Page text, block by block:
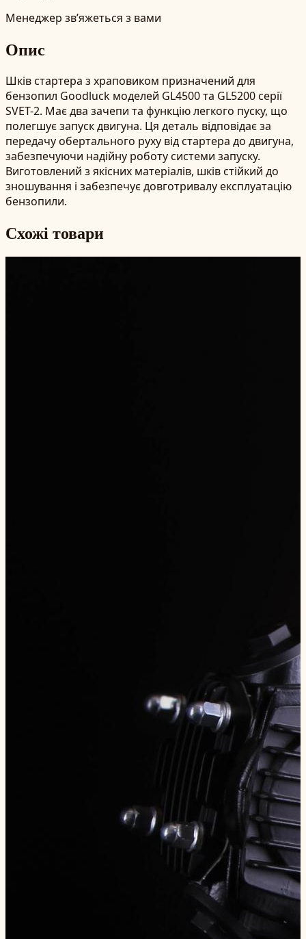
Менеджер зв’яжеться з вами
Опис
Шків стартера з храповиком призначений для
бензопил Goodluck моделей GL4500 та GL5200 серії
SVET-2. Має два зачепи та функцію легкого пуску, що
полегшує запуск двигуна. Ця деталь відповідає за
передачу обертального руху від стартера до двигуна,
забезпечуючи надійну роботу системи запуску.
Виготовлений з якісних матеріалів, шків стійкий до
зношування і забезпечує довготривалу експлуатацію
бензопили.
Схожі товари